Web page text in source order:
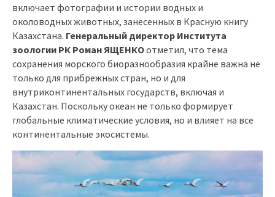
включает фотографии и истории водных и
околоводных животных, занесенных в Красную книгу
Казахстана. Генеральный директор Института
зоологии РК Роман ЯЩЕНКОотметил, что тема
сохранения морского биоразнообразия крайне важна не
только для прибрежных стран, но и для
внутриконтинентальных государств, включая и
Казахстан. Поскольку океан не только формирует
глобальные климатические условия, но и влияет на все
континентальные экосистемы.